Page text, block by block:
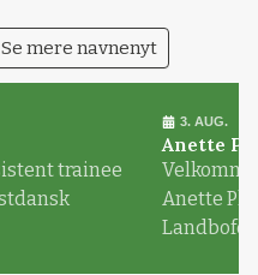
Se mere navnenyt
trainee
3. AUG.
Anette
Anette